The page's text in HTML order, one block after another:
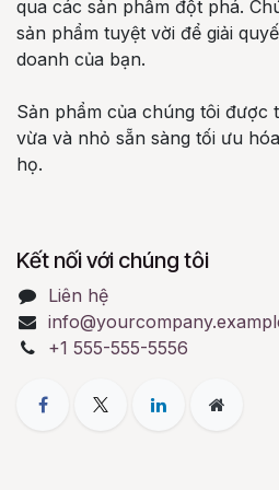
qua các sản phẩm đột phá.
sản phẩm tuyệt vời để giải
doanh của bạn.
Sản phẩm của chúng tôi được
vừa và nhỏ sẵn sàng tối ưu
họ.
Kết nối với chúng tôi
Liên hệ
+1 555-555-5556